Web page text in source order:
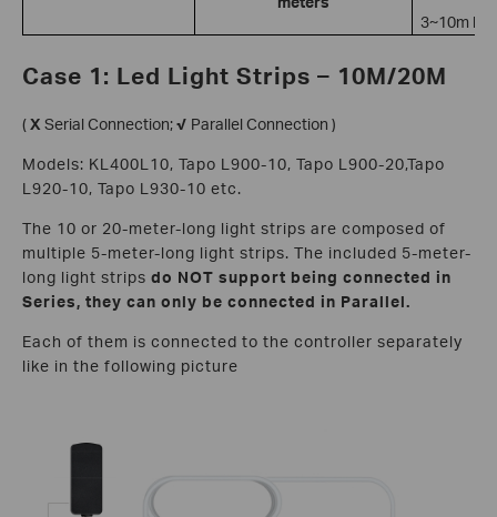
3~10m
Case 1: Led Light Strips – 10M/20M
(X Serial Connection;√ Parallel Connection )
Models: KL400L10, Tapo L900-10, Tapo L900-20,Tapo
L920-10, Tapo L930-10 etc.
The 10 or 20-meter-long light strips are composed of
multiple 5-meter-long light strips. The included 5-meter-
long light strips do NOT support being connected in
Series, they can only be connected in Parallel.
Each of them is connected to the controller separately
like in the following picture